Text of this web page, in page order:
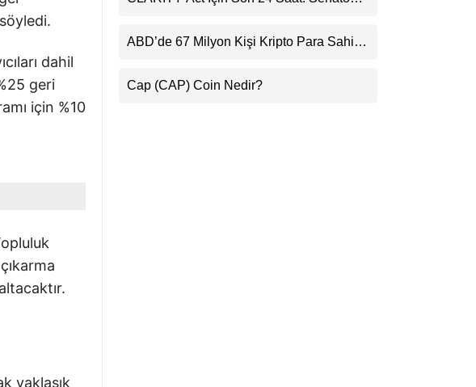
dahil
geri
için %10
yaklaşık
Beklentisini Bozabilir
ABD’de 67 Milyon Kişi Kripto Para Sahibi:
Cap (CAP) Coin Nedir?